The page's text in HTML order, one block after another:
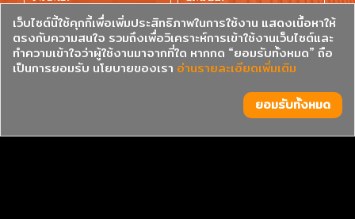
เว็บไซต์นี้ใช้คุกกี้เพื่อเพิ่มประสิทธิภาพในการใช้งาน แสดงเนื้อหาให้
ตรงกับความสนใจ รวมถึงเพื่อวิเคราะห์การเข้าใช้งานเว็บไซต์และ
ทำความเข้าใจว่าผู้ใช้งานมาจากที่ใด หากกด “ยอมรับทั้งหมด” ถือ
เป็นการยอมรับ นโยบายของเรา อ่านรายละเอียดเพิ่มเติม
ยอมรับทั้งหมด